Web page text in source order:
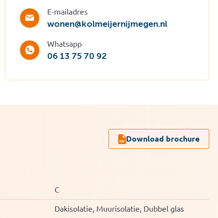
E-mailadres
wonen@kolmeijernijmegen.nl
Whatsapp
06 13 75 70 92
Download brochure
C
Dakisolatie, Muurisolatie, Dubbel glas